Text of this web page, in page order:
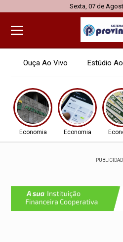
Sexta, 07 de
Ouça Ao Vivo Estúdio
Economia Economia